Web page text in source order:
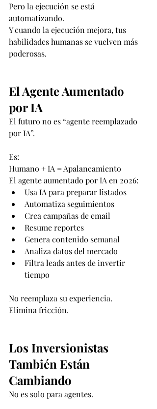
Pero la ejecución se está
automatizando.
Y cuando la ejecución mejora, tus
habilidades humanas se vuelven más
poderosas.
El Agente Aumentado
por IA
El futuro no es “agente reemplazado
por IA”.
Es:
Humano + IA = Apalancamiento
El agente aumentado por IA en 2026:
Usa IA para preparar listados
Automatiza seguimientos
Crea campañas de email
Resume reportes
Genera contenido semanal
Analiza datos del mercado
Filtra leads antes de invertir
tiempo
No reemplaza su experiencia.
Elimina fricción.
Los Inversionistas
También Están
Cambiando
No es solo para agentes.